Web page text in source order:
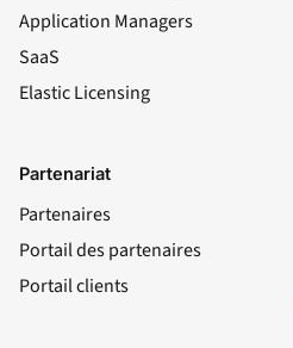
Application Managers
SaaS
Elastic Licensing
Partenariat
Partenaires
Portail des partenaires
Portail clients